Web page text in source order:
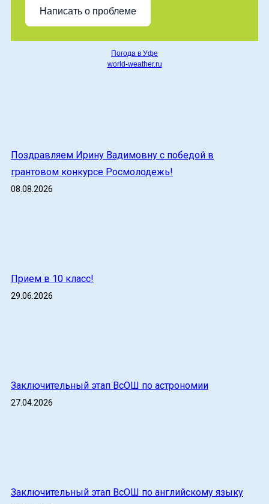
Написать о проблеме
Погода в Уфе
world-weather.ru
Поздравляем Ирину Вадимовну с победой в
грантовом конкурсе Росмолодежь!
08.08.2026
Прием в 10 класс!
29.06.2026
Заключительный этап ВсОШ по астрономии
27.04.2026
Заключительный этап ВсОШ по английскому языку